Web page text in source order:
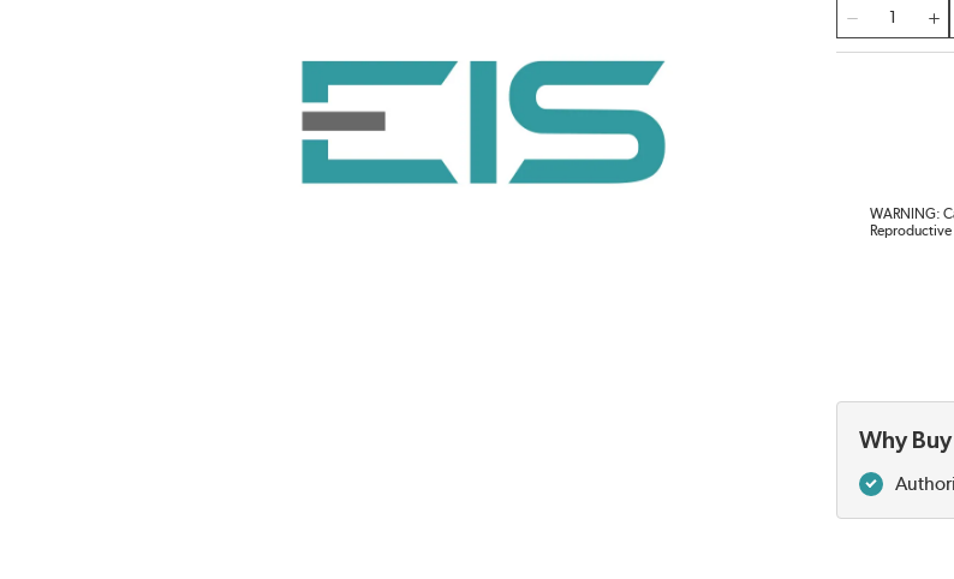
Cantidad
WARNING:
Why Buy